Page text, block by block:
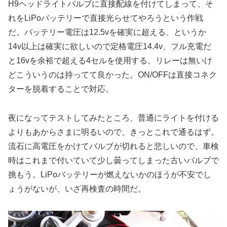
H9ヘッドライトバルブに直接配線を付けてしまって、そ
れをLiPoバッテリーで直接光らせてやろうという作戦
だ。バッテリー電圧は12.5vを確実に超える、というか
14v以上は確実に欲しいので定格電圧14.4v、フル充電だ
と16vを余裕で超える4セルを使用する。リレーは無いけ
どこういうのは持ってて良かった。ON/OFFは直接コネク
ターを脱着することで対応。
夜になってテストしてみたところ、普通にライトを付ける
よりもあからさまに明るいので、きっとこれで通るはず。
流石に高電圧をかけてバルブが切れると悲しいので、車検
時はこれまで付いていて少し曇ってしまった古いバルブで
挑もう。LiPoバッテリーが燃えないかのほうが不安でし
ょうがないが、いざ再検査の時間だ。